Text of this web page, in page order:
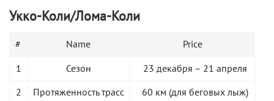
Укко-Коли/Лома-Коли
# Name Price
1 Сезон 23 декабря – 21 апреля
2 Протяженность трасс 60 км (для беговых лыж)